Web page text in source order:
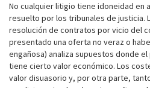
No cualquier litigio tiene idoneidad en
resuelto por los tribunales de justicia.
resolución de contratos por vicio del
presentado una oferta no veraz o
engañosa) analiza supuestos donde
tiene cierto valor económico. Los
valor disuasorio y, por otra parte,